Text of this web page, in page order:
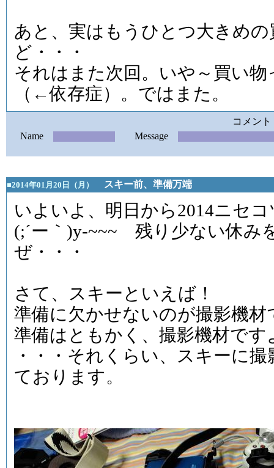
あと、実はもうひとつ大きめ
ど・・・
それはまた次回。いや～買い
（←依存症）。ではまた。
コメント
Name
Message
■2014年01月20日（月） スキー前、準備万端
いよいよ、明日から2014ニセ
(;´ー｀)y-~~~ 残り少ない休み
ぜ・・・
さて、スキーといえば！
準備に欠かせないのが撮影機
準備はともかく、撮影機材です
・・・それくらい、スキーに
ております。